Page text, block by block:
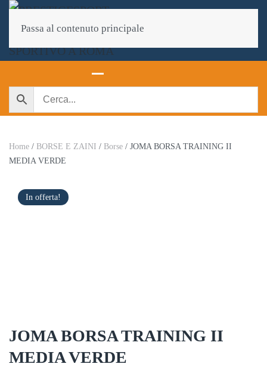
Passa al contenuto principale
Home / BORSE E ZAINI / Borse / JOMA BORSA TRAINING II
MEDIA VERDE
In offerta!
JOMA BORSA TRAINING II
MEDIA VERDE